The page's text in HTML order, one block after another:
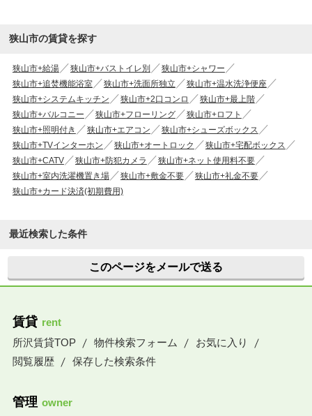
狭山市の賃貸を探す
狭山市+給湯 狭山市+バストイレ別
狭山市+シャワー
狭山市+追焚機能浴室
狭山市+洗面所独立
狭山市+温水洗浄便座
狭山市+システムキッチン
狭山市+2口コンロ
狭山市+最上階
狭山市+バルコニー
狭山市+フローリング
狭山市+ロフト
狭山市+照明付き
狭山市+エアコン
狭山市+シューズボックス
狭山市+TVインターホン
狭山市+オートロック
狭山市+宅配ボックス
狭山市+CATV
狭山市+防犯カメラ
狭山市+ネット使用料不要
狭山市+室内洗濯機置き場
狭山市+敷金不要
狭山市+礼金不要
狭山市+カード決済(初期費用)
最近検索した条件
このページをメールで送る
賃貸 rent
所沢賃貸TOP
物件検索フォーム
お気に入り
閲覧履歴
保存した検索条件
管理 owner